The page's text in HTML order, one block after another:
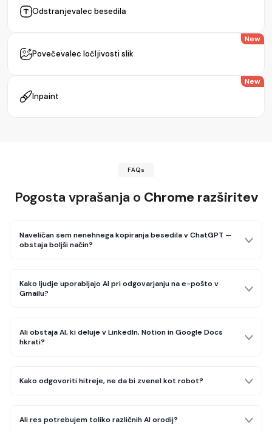
Odstranjevalec besedila
Povečevalec ločljivosti slik
New
Inpaint
New
FAQs
Pogosta vprašanja o Chrome razširitev
Naveličan sem nenehnega kopiranja besedila v ChatGPT —
obstaja boljši način?
Kako ljudje uporabljajo AI pri odgovarjanju na e-pošto v
Gmailu?
Ali obstaja AI, ki deluje v LinkedIn, Notion in Google Docs
hkrati?
Kako odgovoriti hitreje, ne da bi zvenel kot robot?
Ali res potrebujem toliko različnih AI orodij?